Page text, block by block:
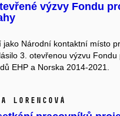
výzvy Fondu
jako Národní kontaktní místo
3. otevřenou výzvu
EHP a Norska 2014-2021.
Lorencová